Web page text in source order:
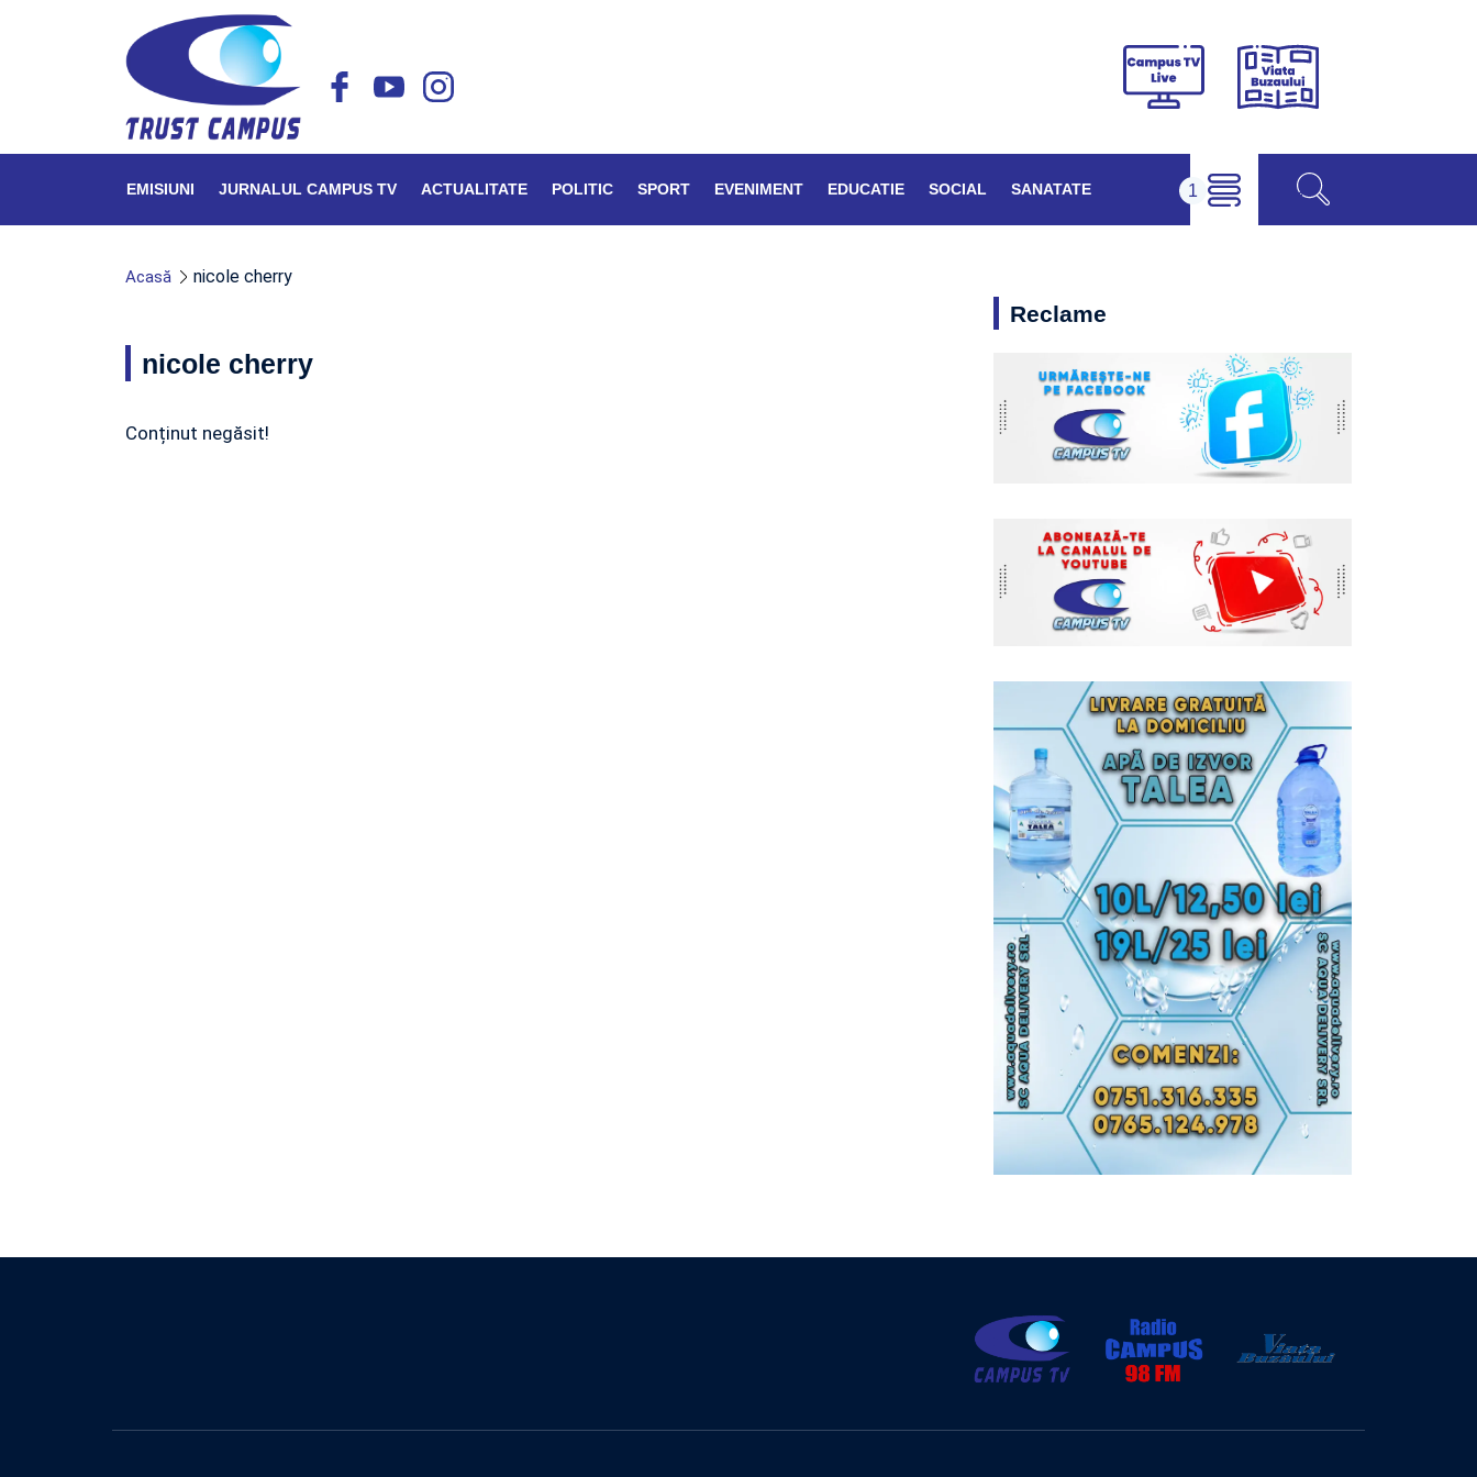
Campus
Viața
EMISIUNI JURNALUL CAMPUS TV ACTUALITATE POLITIC SPORT EVENIMENT EDUCATIE SOCIAL SANATATE
Acasă nicole cherry
nicole cherry
Conținut negăsit!
Reclame